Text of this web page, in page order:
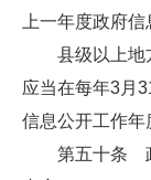
上一年度政府
县级以上地
应当在每年3月
信息公开工作年
第五十条